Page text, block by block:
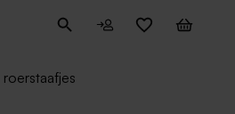
roerstaafjes